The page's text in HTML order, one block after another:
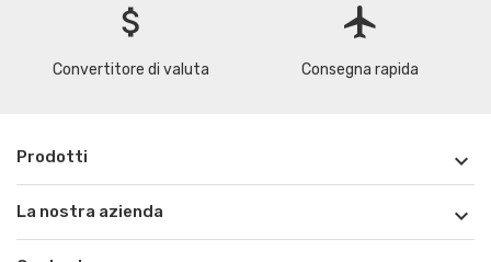
attach_money
Convertitore di valuta
flight
Consegna rapida
Prodotti 
La nostra azienda 